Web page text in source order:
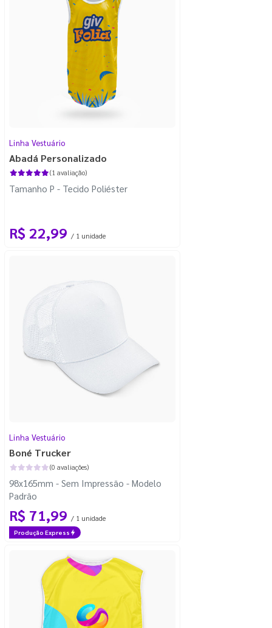
Linha Vestuário
Abadá Personalizado
(1 avaliação)
Tamanho P - Tecido Poliéster
R$ 22,99 / 1 unidade
Linha Vestuário
Boné Trucker
(0 avaliações)
98x165mm - Sem Impressão - Modelo
Padrão
R$ 71,99 / 1 unidade
Produção Express